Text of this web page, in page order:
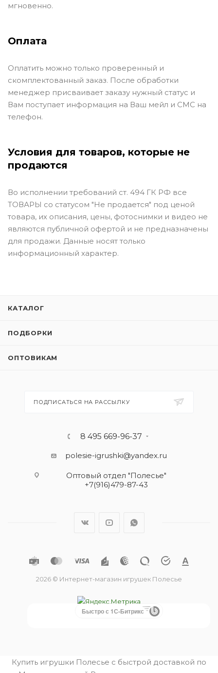
мгновенно.
Оплата
Оплатить можно только проверенный и
скомплектованный заказ. После обработки
менеджер присваивает заказу нужный статус и
Вам поступает информация на Ваш мейл и СМС на
телефон.
Условия для товаров, которые не
продаются
Во исполнении требований ст. 494 ГК РФ все
ТОВАРЫ со статусом "Не продается" под ценой
товара, их описания, цены, фотоснимки и видео не
являются публичной офертой и не предназначены
для продажи. Данные носят только
информационный характер.
КАТАЛОГ
ПОДБОРКИ
ОПТОВИКАМ
ПОДПИСАТЬСЯ НА РАССЫЛКУ
8 495 669-96-37
polesie-igrushki@yandex.ru
Оптовый отдел "Полесье"
+7(916)479-87-43
2026 © Интернет-магазин игрушек Полесье
Быстро с 1С-Битрикс
Купить игрушки Полесье с быстрой доставкой по